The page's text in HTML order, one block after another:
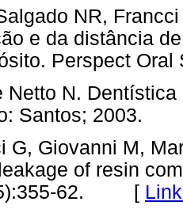
NR,
e da distância
Perspect
Netto N.
Santos; 2003.
G, Giovanni M,
of resin
62. [